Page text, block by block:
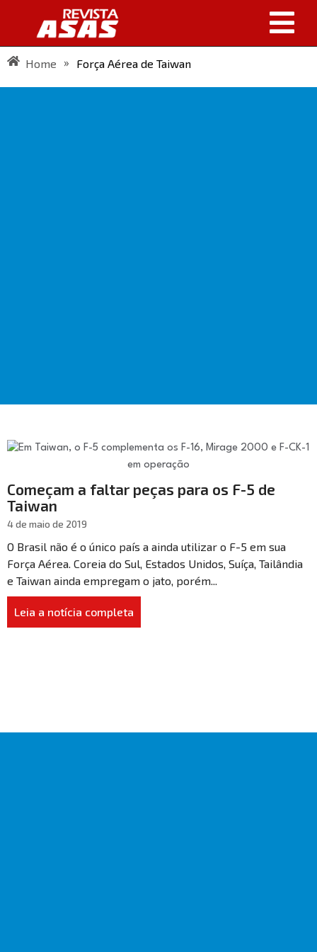
Home » Força Aérea de Taiwan
Começam a faltar peças para os F-5 de
Taiwan
4 de maio de 2019
O Brasil não é o único país a ainda utilizar o F-5 em sua
Força Aérea. Coreia do Sul, Estados Unidos, Suíça, Tailândia
e Taiwan ainda empregam o jato, porém...
Leia a notícia completa